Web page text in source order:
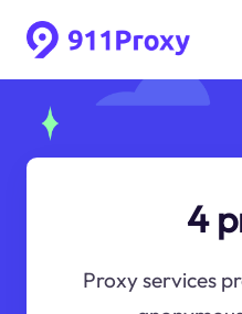
4
Proxy services